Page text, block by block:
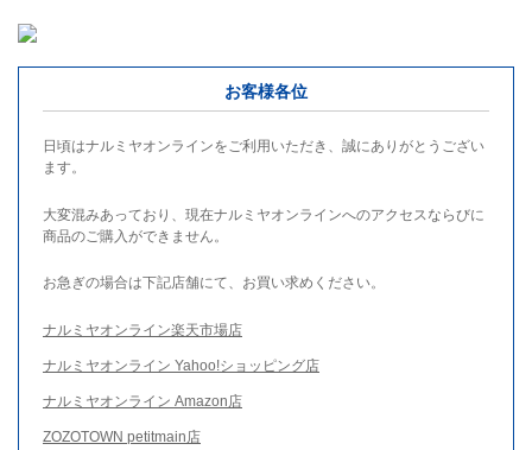
お客様各位
日頃はナルミヤオンラインをご利用いただき、誠にありがとうござい
ます。
大変混みあっており、現在ナルミヤオンラインへのアクセスならびに
商品のご購入ができません。
お急ぎの場合は下記店舗にて、お買い求めください。
ナルミヤオンライン楽天市場店
ナルミヤオンライン Yahoo!ショッピング店
ナルミヤオンライン Amazon店
ZOZOTOWN petitmain店